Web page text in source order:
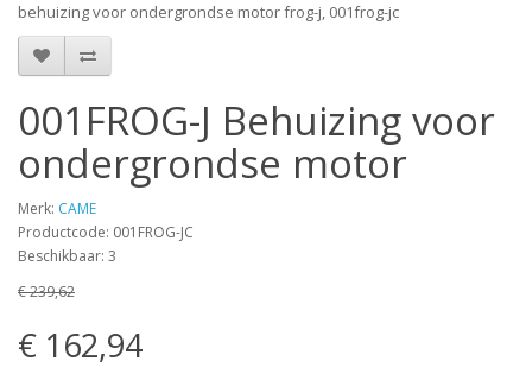
behuizing voor ondergrondse motor frog-j, 001frog-jc
001FROG-J Behuizing voor
ondergrondse motor
Merk: CAME
Productcode: 001FROG-JC
Beschikbaar: 3
€ 239,62
€ 162,94